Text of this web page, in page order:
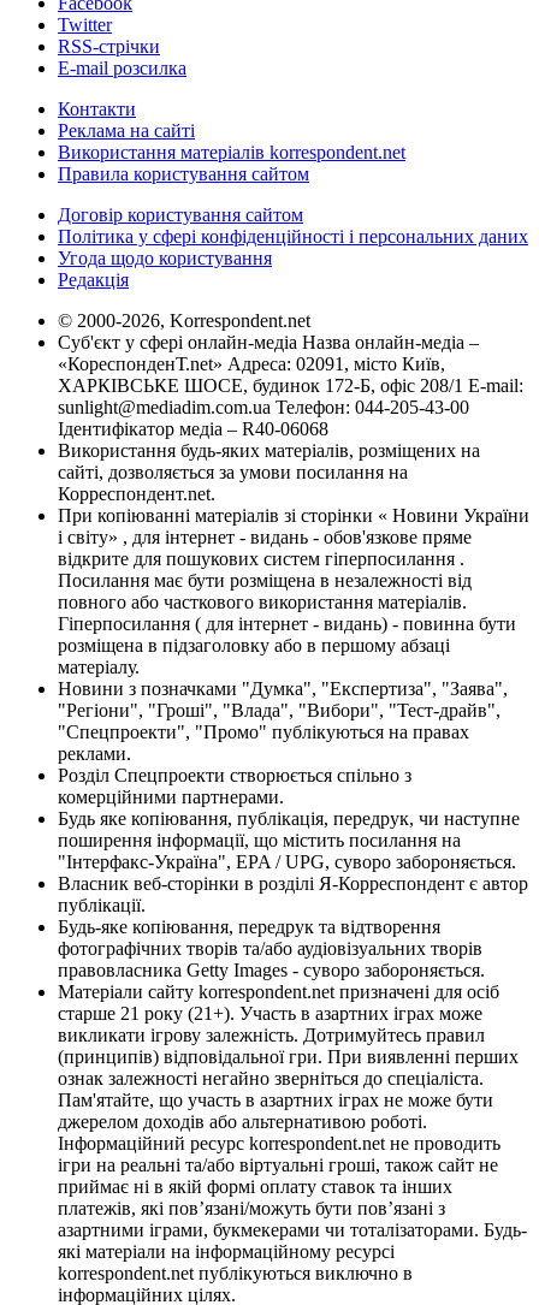
Twitter
RSS-стрічки
E-mail розсилка
Контакти
Реклама на сайті
Використання матеріалів korrespondent.net
Правила користування сайтом
Договір користування сайтом
Політика у сфері конфіденційності і персональних даних
Угода щодо користування
Редакція
© 2000-2026, Korrespondent.net
Суб'єкт у сфері онлайн-медіа Назва онлайн-медіа –
«КореспонденТ.net» Адреса: 02091, місто Київ,
ХАРКІВСЬКЕ ШОСЕ, будинок 172-Б, офіс 208/1 E-mail:
sunlight@mediadim.com.ua Телефон: 044-205-43-00
Ідентифікатор медіа – R40-06068
Використання будь-яких матеріалів, розміщених на
сайті, дозволяється за умови посилання на
Корреспондент.net.
При копіюванні матеріалів зі сторінки « Новини України
і світу» , для інтернет - видань - обов'язкове пряме
відкрите для пошукових систем гіперпосилання .
Посилання має бути розміщена в незалежності від
повного або часткового використання матеріалів.
Гіперпосилання ( для інтернет - видань) - повинна бути
розміщена в підзаголовку або в першому абзаці
матеріалу.
Новини з позначками "Думка", "Експертиза", "Заява",
"Регіони", "Гроші", "Влада", "Вибори", "Тест-драйв",
"Спецпроекти", "Промо" публікуються на правах
реклами.
Розділ Спецпроекти створюється спільно з
комерційними партнерами.
Будь яке копіювання, публікація, передрук, чи наступне
поширення інформації, що містить посилання на
"Інтерфакс-Україна", EPA / UPG, суворо забороняється.
Власник веб-сторінки в розділі Я-Корреспондент є автор
публікації.
Будь-яке копіювання, передрук та відтворення
фотографічних творів та/або аудіовізуальних творів
правовласника Getty Images - суворо забороняється.
Матеріали сайту korrespondent.net призначені для осіб
старше 21 року (21+). Участь в азартних іграх може
викликати ігрову залежність. Дотримуйтесь правил
(принципів) відповідальної гри. При виявленні перших
ознак залежності негайно зверніться до спеціаліста.
Пам'ятайте, що участь в азартних іграх не може бути
джерелом доходів або альтернативою роботі.
Інформаційний ресурс korrespondent.net не проводить
ігри на реальні та/або віртуальні гроші, також сайт не
приймає ні в якій формі оплату ставок та інших
платежів, які пов’язані/можуть бути пов’язані з
азартними іграми, букмекерами чи тоталізаторами. Будь-
які матеріали на інформаційному ресурсі
korrespondent.net публікуються виключно в
інформаційних цілях.